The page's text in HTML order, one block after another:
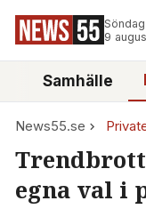
Söndag
9
Samhälle
News55.se
egna val i